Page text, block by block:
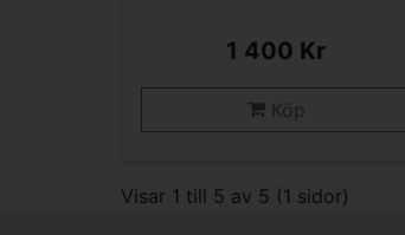
1 400 Kr
Köp
Visar 1 till 5 av 5 (1 sidor)